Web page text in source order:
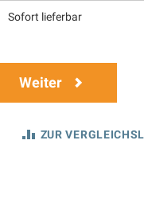
Sofort lieferbar
Weiter
ZUR